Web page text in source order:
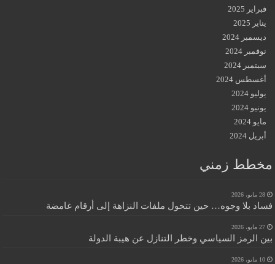
فبراير 2025
يناير 2025
ديسمبر 2024
نوفمبر 2024
سبتمبر 2024
أغسطس 2024
يوليو 2024
يونيو 2024
مايو 2024
أبريل 2024
مخطط زمني
28 مايو، 2026
فساد بلا وجوه… حين تتحول ملفات النزاهة إلى أرقام غامضة
27 مايو، 2026
بين الرمز السياسي وخطر التنازل عن هيبة الدولة
10 مايو، 2026